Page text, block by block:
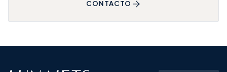
CONTACTO